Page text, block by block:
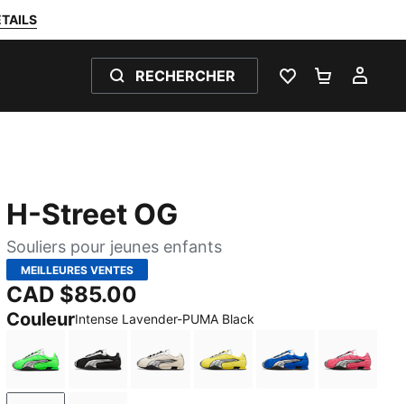
RECHERCHER
LISTE DEPANIER 0
H-Street OG
Souliers pour jeunes enfants
MEILLEURES VENTES
CAD $85.00
CouleurIntense Lavender-PUMA Black
Fizzy Green-PUMA Silver
PUMA Black-PUMA Silver
Frosted Ivory-PUMA Silver
Lemon Meringue-PUMA
PUMA Team
Magic